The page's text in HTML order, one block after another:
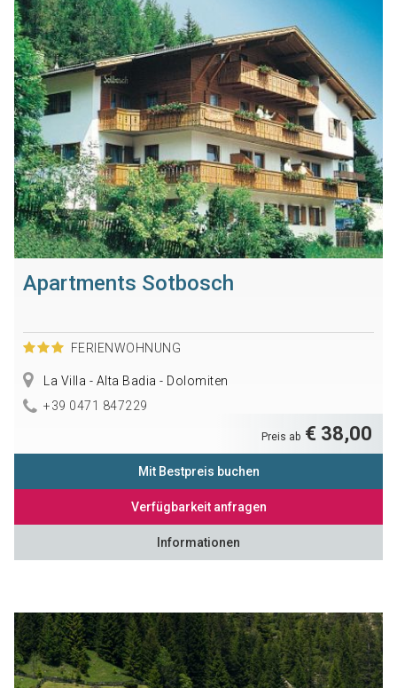
Apartments Sotbosch
FERIENWOHNUNG
La Villa - Alta Badia - Dolomiten
+39 0471 847229
Preis ab € 38,00
Mit Bestpreis buchen
Verfügbarkeit anfragen
Informationen